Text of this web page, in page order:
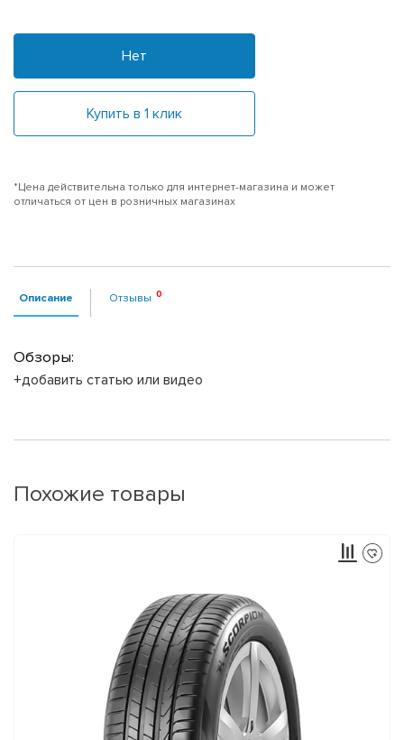
Нет
Купить в 1 клик
*Цена действительна только для интернет-магазина и может
отличаться от цен в розничных магазинах
Описание Отзывы
Обзоры:
+добавить статью или видео
Похожие товары